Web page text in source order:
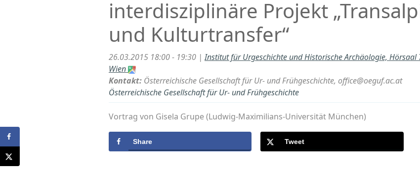
interdisziplinäre Projekt
und Kulturtransfer“
26.03.2015 18:00 - 19:30 |Institut für Urgeschichte und Historische Archäologie, Hörsaal
Wien
Kontakt: Österreichische Gesellschaft für Ur- und Frühgeschichte, office@oeguf.ac.at
Österreichische Gesellschaft für Ur- und Frühgeschichte
Vortrag von Gisela Grupe (Ludwig-Maximilians-Universität München)
Share Tweet